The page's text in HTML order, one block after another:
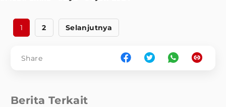
1 2 Selanjutnya
Share
Berita Terkait